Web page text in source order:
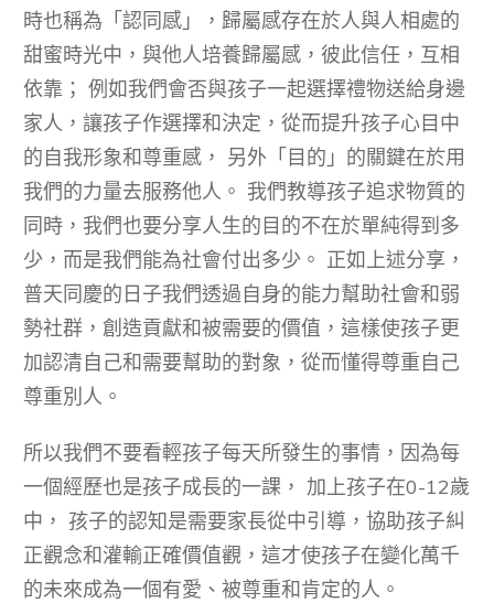
時也稱為「認同感」，歸屬感存在於人與人相處的
甜蜜時光中，與他人培養歸屬感，彼此信任，互相
依靠； 例如我們會否與孩子一起選擇禮物送給身邊
家人，讓孩子作選擇和決定，從而提升孩子心目中
的自我形象和尊重感， 另外「目的」的關鍵在於用
我們的力量去服務他人。 我們教導孩子追求物質的
同時，我們也要分享人生的目的不在於單純得到多
少，而是我們能為社會付出多少。 正如上述分享，
普天同慶的日子我們透過自身的能力幫助社會和弱
勢社群，創造貢獻和被需要的價值，這樣使孩子更
加認清自己和需要幫助的對象，從而懂得尊重自己
尊重別人。
所以我們不要看輕孩子每天所發生的事情，因為每
一個經歷也是孩子成長的一課， 加上孩子在0-12歲
中， 孩子的認知是需要家長從中引導，協助孩子糾
正觀念和灌輸正確價值觀，這才使孩子在變化萬千
的未來成為一個有愛、被尊重和肯定的人。